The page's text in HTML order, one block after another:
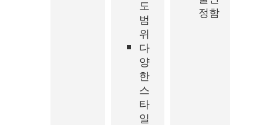
도
범
위
다
양
한
스
타
일
정함